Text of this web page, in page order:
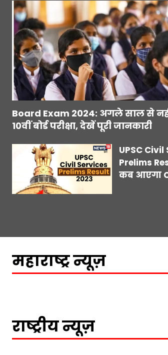
Board Exam 2024: अगले साल से
10वीं बोर्ड परीक्षा, देखें पूरी जानकारी
UPSC
Prelims
कब आएगा
महाराष्ट्र न्यूज़
राष्ट्रीय न्यूज़